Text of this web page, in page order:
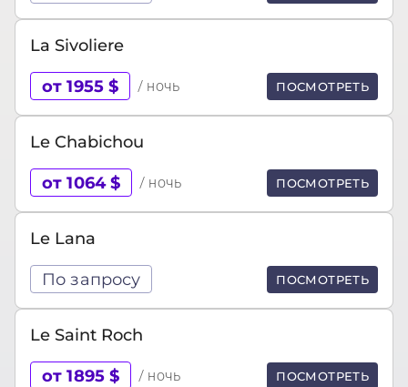
La Sivoliere
от 1955 $ / ночь ПОСМОТРЕТЬ
Le Chabichou
от 1064 $ / ночь ПОСМОТРЕТЬ
Le Lana
По запросу ПОСМОТРЕТЬ
Le Saint Roch
от 1895 $ / ночь ПОСМОТРЕТЬ